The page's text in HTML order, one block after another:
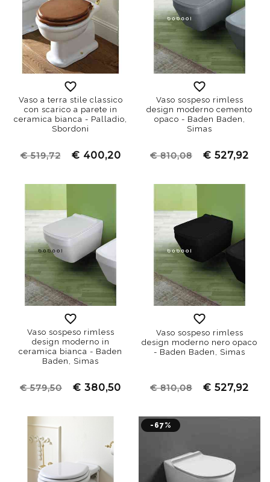
Vaso a terra stile classico
con scarico a parete in
ceramica bianca - Palladio,
Sbordoni
€ 519,72 € 400,20
Vaso sospeso rimless
design moderno cemento
opaco - Baden Baden,
Simas
€ 810,08 € 527,92
Vaso sospeso rimless
design moderno in
ceramica bianca - Baden
Baden, Simas
€ 579,50 € 380,50
Vaso sospeso rimless
design moderno nero opaco
- Baden Baden, Simas
€ 810,08 € 527,92
-67%